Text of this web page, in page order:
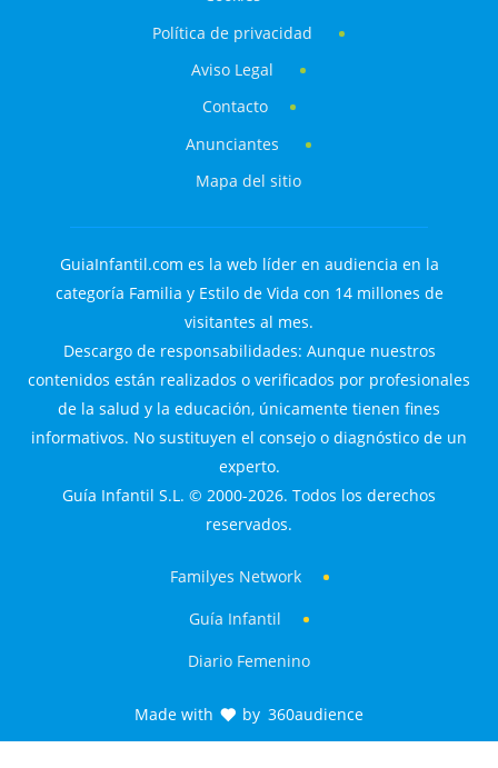
Política de privacidad
Aviso Legal
Contacto
Anunciantes
Mapa del sitio
GuiaInfantil.com es la web líder en audiencia en la
categoría Familia y Estilo de Vida con 14 millones de
visitantes al mes.
Descargo de responsabilidades: Aunque nuestros
contenidos están realizados o verificados por profesionales
de la salud y la educación, únicamente tienen fines
informativos. No sustituyen el consejo o diagnóstico de un
experto.
Guía Infantil S.L. © 2000-2026. Todos los derechos
reservados.
Familyes Network
Guía Infantil
Diario Femenino
Made with by 360audience